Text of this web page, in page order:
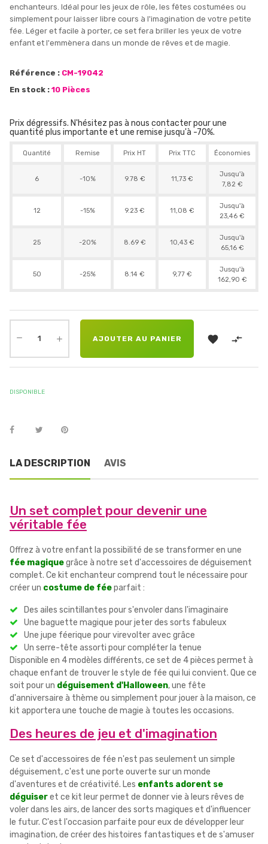
enchanteurs. Idéal pour les jeux de rôle, les fêtes costumées ou
simplement pour laisser libre cours à l'imagination de votre petite
fée. Léger et facile à porter, ce set fera briller les yeux de votre
enfant et l'emmènera dans un monde de rêves et de magie.
Référence : CM-19042
En stock : 10 Pièces
Prix dégressifs. N'hésitez pas à nous contacter pour une
quantité plus importante et une remise jusqu'à -70%.
Quantité Remise Prix HT Prix TTC Économies
6 -10% 9.78 € 11,73 €
Jusqu'à
7,82 €
12 -15% 9.23 € 11,08 €
Jusqu'à
23,46 €
25 -20% 8.69 € 10,43 €
Jusqu'à
65,16 €
50 -25% 8.14 € 9,77 €
Jusqu'à
162,90 €
AJOUTER AU PANIER  
DISPONIBLE
LA DESCRIPTION AVIS
Un set complet pour devenir une
véritable fée
Offrez à votre enfant la possibilité de se transformer en une
fée magiquegrâce à notre set d'accessoires de déguisement
complet. Ce kit enchanteur comprend tout le nécessaire pour
créer un costume de féeparfait :
Des ailes scintillantes pour s'envoler dans l'imaginaire
Une baguette magique pour jeter des sorts fabuleux
Une jupe féerique pour virevolter avec grâce
Un serre-tête assorti pour compléter la tenue
Disponible en 4 modèles différents, ce set de 4 pièces permet à
chaque enfant de trouver le style de fée qui lui convient. Que ce
soit pour un déguisement d'Halloween, une fête
d'anniversaire à thème ou simplement pour jouer à la maison, ce
kit apportera une touche de magie à toutes les occasions.
Des heures de jeu et d'imagination
Ce set d'accessoires de fée n'est pas seulement un simple
déguisement, c'est une porte ouverte sur un monde
d'aventures et de créativité. Les enfants adorent se
déguiseret ce kit leur permet de donner vie à leurs rêves de
voler dans les airs, de lancer des sorts magiques et d'influencer
le futur. C'est l'occasion parfaite pour eux de développer leur
imagination, de créer des histoires fantastiques et de s'amuser